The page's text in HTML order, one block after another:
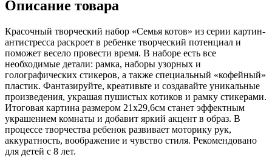
Описание товара
Красочный творческий набор «Семья котов» из серии картин-
антистресса раскроет в ребенке творческий потенциал и
поможет весело провести время. В наборе есть все
необходимые детали: рамка, наборы узорных и
голографических стикеров, а также специальный «кофейный»
пластик. Фантазируйте, креативьте и создавайте уникальные
произведения, украшая пушистых котиков и рамку стикерами.
Итоговая картина размером 21х29,6см станет эффектным
украшением комнаты и добавит яркий акцент в образ. В
процессе творчества ребенок развивает моторику рук,
аккуратность, воображение и чувство стиля. Рекомендовано
для детей с 8 лет.